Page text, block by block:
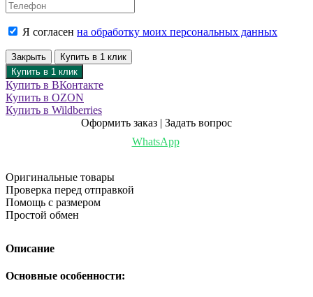
Я согласен на обработку моих персональных данных
Закрыть
Купить в 1 клик
Купить в 1 клик
Купить в ВКонтакте
Купить в OZON
Купить в Wildberries
Оформить заказ | Задать вопрос
WhatsApp
Оригинальные товары
Проверка перед отправкой
Помощь с размером
Простой обмен
Описание
Основные особенности: